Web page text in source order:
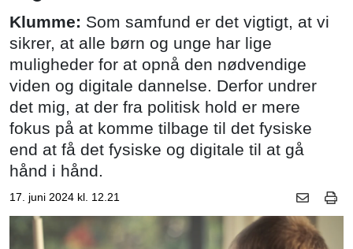
Klumme: Som samfund er det vigtigt, at vi
sikrer, at alle børn og unge har lige
muligheder for at opnå den nødvendige
viden og digitale dannelse. Derfor undrer
det mig, at der fra politisk hold er mere
fokus på at komme tilbage til det fysiske
end at få det fysiske og digitale til at gå
hånd i hånd.
17. juni 2024 kl. 12.21